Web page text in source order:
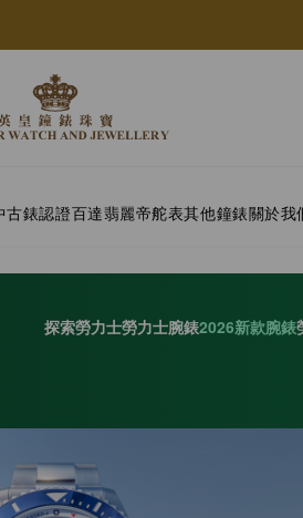
古錶認證百達翡麗帝舵表其他鐘錶關於我
探索勞力士勞力士腕錶2026新款腕錶